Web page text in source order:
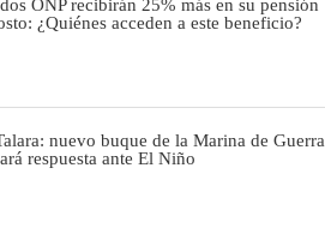
ONP recibirán 25% más en su pensión
¿Quiénes acceden a este beneficio?
nuevo buque de la Marina de Guerra
respuesta ante El Niño